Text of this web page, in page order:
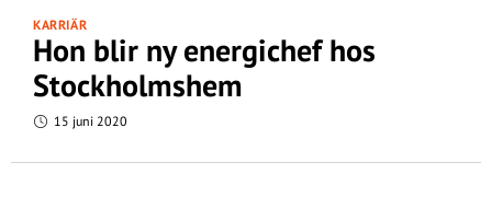
KARRIÄR
Hon blir ny energichef hos
Stockholmshem
15 juni 2020